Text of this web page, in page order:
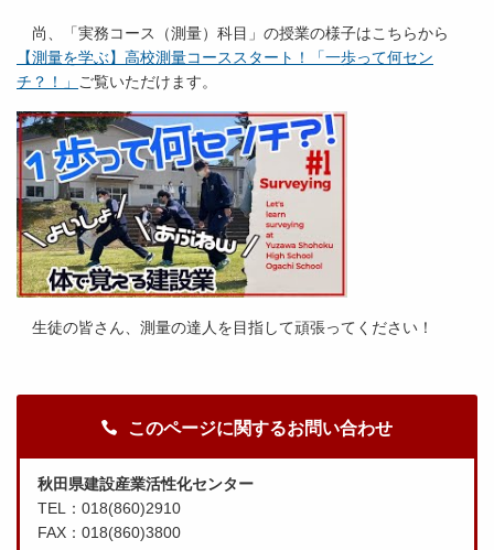
尚、「実務コース（測量）科目」の授業の様子はこちらから
【測量を学ぶ】高校測量コーススタート！「一歩って何セン
チ？！」
ご覧いただけます。
生徒の皆さん、測量の達人を目指して頑張ってください！
このページに関するお問い合わせ
秋田県建設産業活性化センター
TEL：018(860)2910
FAX：018(860)3800